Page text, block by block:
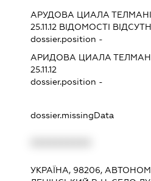
АРУДОВА ЦИАЛА
25.11.12 ВІДОМОСТІ
dossier.position -
АРИДОВА ЦИАЛА
25.11.12
dossier.position -
dossier.missingData
УКРАЇНА, 98206,